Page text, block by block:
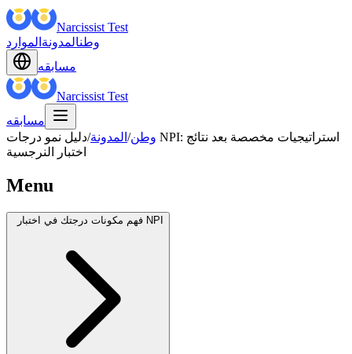
Narcissist Test
وطنالمدونة الموارد
مسابقه
Narcissist Test
مسابقه
وطن/ المدونة/دليل نمو درجات NPI: استراتيجيات مخصصة بعد نتائج
اختبار النرجسية
Menu
فهم مكونات درجتك في اختبار NPI